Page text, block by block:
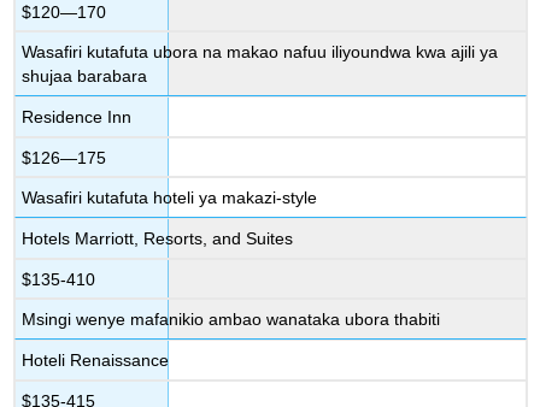
$120—170
Wasafiri kutafuta ubora na makao nafuu iliyoundwa kwa ajili ya
shujaa barabara
Residence Inn
$126—175
Wasafiri kutafuta hoteli ya makazi-style
Hotels Marriott, Resorts, and Suites
$135-410
Msingi wenye mafanikio ambao wanataka ubora thabiti
Hoteli Renaissance
$135-415